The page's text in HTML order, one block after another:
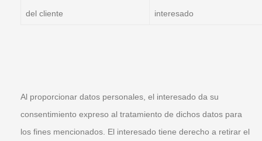
del cliente
interesado
Al proporcionar datos personales, el interesado da su
consentimiento expreso al tratamiento de dichos datos para
los fines mencionados. El interesado tiene derecho a retirar el